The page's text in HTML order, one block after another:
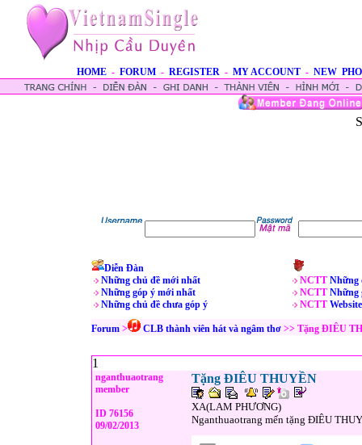
HOME - FORUM - REGISTER - MY ACCOUNT - NEW
Diễn Đàn
Những chủ đề mới nhất
Những góp ý mới nhất
Những chủ đề chưa góp ý
NCTT Những
NCTT Những
NCTT Website
Forum > CLB thành viên hát và ngâm thơ >> Tặng ĐIÊU
1
nganthuaotrang
member
ID 76156
09/02/2013
Tặng ĐIÊU THUYỀN
XA(LAM PHƯƠNG)
Nganthuaotrang mến tặng ĐIÊU